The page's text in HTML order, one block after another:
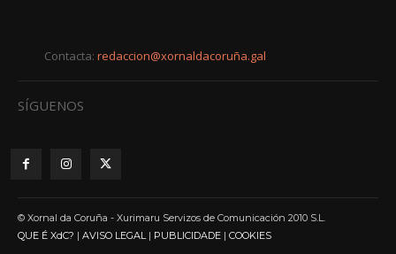
Contacta: redaccion@xornaldacoruña.gal
SÍGUENOS
© Xornal da Coruña - Xurimaru Servizos de Comunicación 2010 S.L.
QUE É XdC? | AVISO LEGAL| PUBLICIDADE | COOKIES